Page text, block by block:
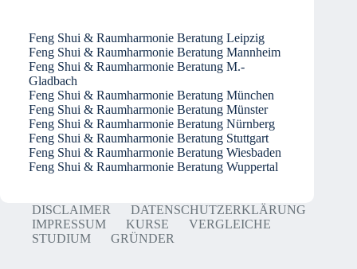
Feng Shui & Raumharmonie Beratung Leipzig
Feng Shui & Raumharmonie Beratung Mannheim
Feng Shui & Raumharmonie Beratung M.-
Gladbach
Feng Shui & Raumharmonie Beratung München
Feng Shui & Raumharmonie Beratung Münster
Feng Shui & Raumharmonie Beratung Nürnberg
Feng Shui & Raumharmonie Beratung Stuttgart
Feng Shui & Raumharmonie Beratung Wiesbaden
Feng Shui & Raumharmonie Beratung Wuppertal
DISCLAIMER
DATENSCHUTZERKLÄRUNG
IMPRESSUM
KURSE
VERGLEICHE
STUDIUM
GRÜNDER